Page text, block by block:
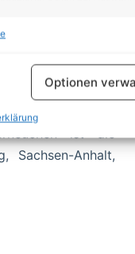
Quellen,
anhand
Aufdeckung
und Anzeige
Optionen
und technisch
bis US-
& Tobi) aus der
über die Distanz
ist die
Sachsen-Anhalt,